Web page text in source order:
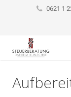
0621 1